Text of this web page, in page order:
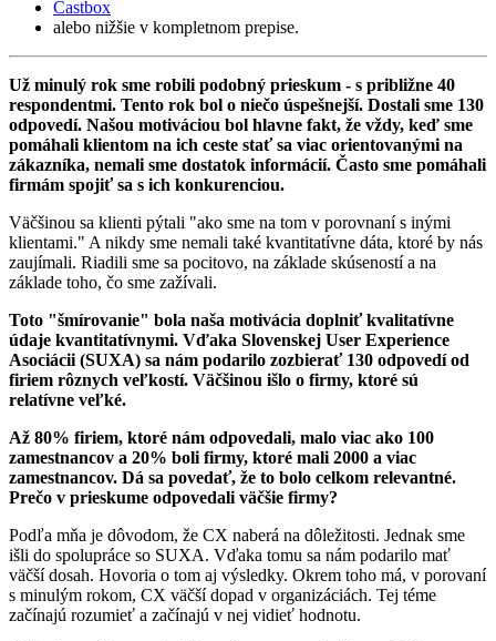
Castbox
alebo nižšie v kompletnom prepise.
Už minulý rok sme robili podobný prieskum - s približne 40
respondentmi. Tento rok bol o niečo úspešnejší. Dostali sme 130
odpovedí. Našou motiváciou bol hlavne fakt, že vždy, keď sme
pomáhali klientom na ich ceste stať sa viac orientovanými na
zákazníka, nemali sme dostatok informácií. Často sme pomáhali
firmám spojiť sa s ich konkurenciou.
Väčšinou sa klienti pýtali "ako sme na tom v porovnaní s inými
klientami." A nikdy sme nemali také kvantitatívne dáta, ktoré by nás
zaujímali. Riadili sme sa pocitovo, na základe skúseností a na
základe toho, čo sme zažívali.
Toto "šmírovanie" bola naša motivácia doplniť kvalitatívne
údaje kvantitatívnymi. Vďaka Slovenskej User Experience
Asociácii (SUXA) sa nám podarilo zozbierať 130 odpovedí od
firiem rôznych veľkostí. Väčšinou išlo o firmy, ktoré sú
relatívne veľké.
Až 80% firiem, ktoré nám odpovedali, malo viac ako 100
zamestnancov a 20% boli firmy, ktoré mali 2000 a viac
zamestnancov. Dá sa povedať, že to bolo celkom relevantné.
Prečo v prieskume odpovedali väčšie firmy?
Podľa mňa je dôvodom, že CX naberá na dôležitosti. Jednak sme
išli do spolupráce so SUXA. Vďaka tomu sa nám podarilo mať
väčší dosah. Hovoria o tom aj výsledky. Okrem toho má, v porovaní
s minulým rokom, CX väčší dopad v organizáciách. Tej téme
začínajú rozumieť a začínajú v nej vidieť hodnotu.